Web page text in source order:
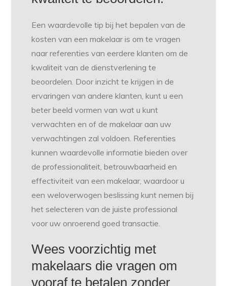
Een waardevolle tip bij het bepalen van de
kosten van een makelaar is om te vragen
naar referenties van eerdere klanten om de
kwaliteit van de dienstverlening te
beoordelen. Door inzicht te krijgen in de
ervaringen van andere klanten, kunt u een
beter beeld vormen van wat u kunt
verwachten en of de makelaar aan uw
verwachtingen zal voldoen. Referenties
kunnen waardevolle informatie bieden over
de professionaliteit, betrouwbaarheid en
effectiviteit van een makelaar, waardoor u
een weloverwogen beslissing kunt nemen bij
het selecteren van de juiste professional
voor uw onroerend goed transactie.
Wees voorzichtig met
makelaars die vragen om
vooraf te betalen zonder